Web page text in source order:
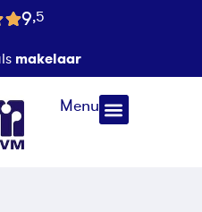
9,5
makelaar
Menu